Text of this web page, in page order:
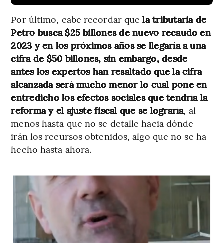
Por último, cabe recordar quela tributaria de
Petro busca $25 billones de nuevo recaudo en
2023 y en los próximos años se llegaría a una
cifra de $50 billones, sin embargo, desde
antes los expertos han resaltado que la cifra
alcanzada será mucho menor lo cual pone en
entredicho los efectos sociales que tendría la
reforma y el ajuste fiscal que se lograría, al
menos hasta que no se detalle hacia dónde
irán los recursos obtenidos, algo que no se ha
hecho hasta ahora.